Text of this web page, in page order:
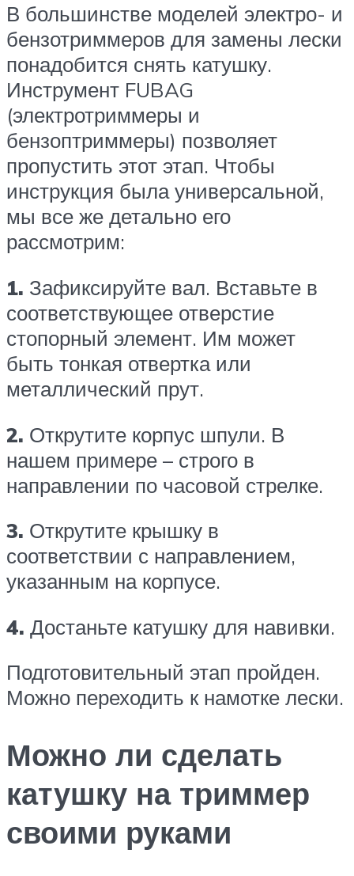
В большинстве моделей электро- и
бензотриммеров для замены лески
понадобится снять катушку.
Инструмент FUBAG
(электротриммеры и
бензоптриммеры) позволяет
пропустить этот этап. Чтобы
инструкция была универсальной,
мы все же детально его
рассмотрим:
1. Зафиксируйте вал. Вставьте в
соответствующее отверстие
стопорный элемент. Им может
быть тонкая отвертка или
металлический прут.
2. Открутите корпус шпули. В
нашем примере – строго в
направлении по часовой стрелке.
3. Открутите крышку в
соответствии с направлением,
указанным на корпусе.
4. Достаньте катушку для навивки.
Подготовительный этап пройден.
Можно переходить к намотке лески.
Можно ли сделать
катушку на триммер
своими руками